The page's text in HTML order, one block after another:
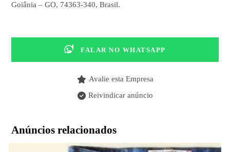
Goiânia – GO, 74363-340, Brasil.
FALAR NO WHATSAPP
Avalie esta Empresa
Reivindicar anúncio
Anúncios relacionados